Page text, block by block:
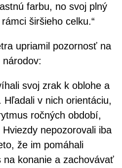
farbu, no svoj plný
širšieho celku.“
upriamil pozornosť na
svoj zrak k oblohe a
Hľadali v nich orientáciu,
ročných období,
nepozorovali iba
že im pomáhali
konanie a zachovávať